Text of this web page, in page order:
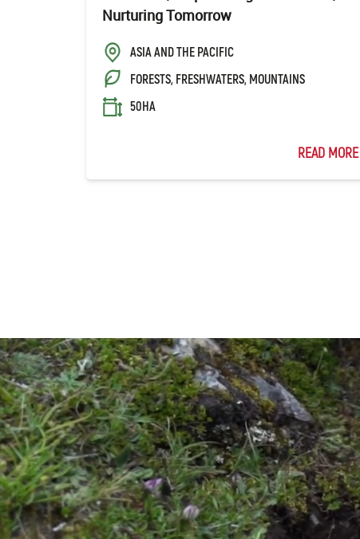
Nurturing Tomorrow
ASIA AND THE PACIFIC
FORESTS, FRESHWATERS, MOUNTAINS
50HA
READ MORE